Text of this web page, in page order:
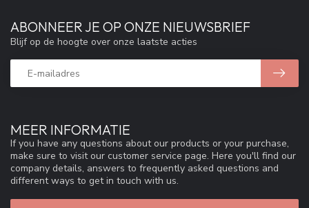
MEER INFORMATIE
If you have any questions about our products or your purchase,
make sure to visit our customer service page. Here you'll find our
company details, answers to frequently asked questions and
different ways to get in touch with us.
ABONNEER JE OP ONZE NIEUWSBRIEF
Blijf op de hoogte over onze laatste acties